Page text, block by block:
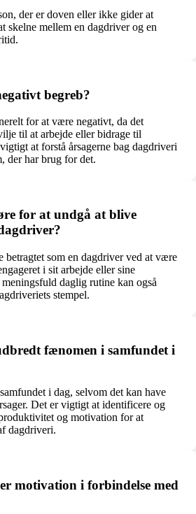
der er doven eller ikke gider at
skelne mellem en dagdriver og en
begreb?
for at være negativt, da det
til at arbejde eller bidrage til
at forstå årsagerne bag dagdriveri
der har brug for det.
for at undgå at blive
betragtet som en dagdriver ved at være
i sit arbejde eller sine
daglig rutine kan også
stempel.
fænomen i samfundet i
i dag, selvom det kan have
Det er vigtigt at identificere og
og motivation for at
dagdriveri.
motivation i forbindelse med